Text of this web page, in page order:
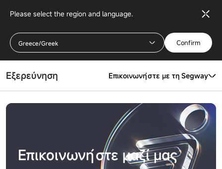
Please select the region and language.
Greece/Greek Confirm
Εξερεύνηση Επικοινωνήστε με τη Segway
Επικοινωνήστε μαζί μας